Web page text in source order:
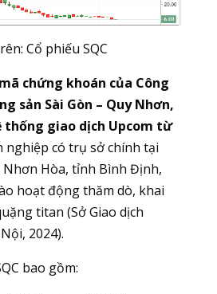
Cổ phiếu SQC
chứng khoán của Công
sản Sài Gòn – Quy Nhơn,
thống giao dịch Upcom từ
nghiệp có trụ sở chính tại
Nhơn Hòa, tỉnh Bình Định,
hoạt động thăm dò, khai
titan (Sở Giao dịch
2024).
bao gồm: